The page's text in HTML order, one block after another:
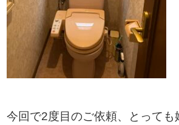
今回で2度目のご依頼、とっても